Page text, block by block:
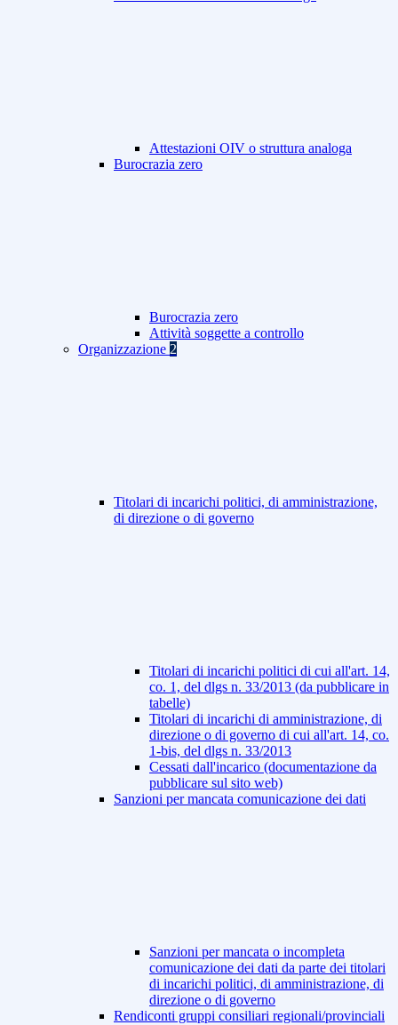
Attestazioni OIV o struttura analoga
Burocrazia zero
Burocrazia zero
Attività soggette a controllo
Organizzazione 2
Titolari di incarichi politici, di amministrazione,
di direzione o di governo
Titolari di incarichi politici di cui all'art. 14,
co. 1, del dlgs n. 33/2013 (da pubblicare in
tabelle)
Titolari di incarichi di amministrazione, di
direzione o di governo di cui all'art. 14, co.
1-bis, del dlgs n. 33/2013
Cessati dall'incarico (documentazione da
pubblicare sul sito web)
Sanzioni per mancata comunicazione dei dati
Sanzioni per mancata o incompleta
comunicazione dei dati da parte dei titolari
di incarichi politici, di amministrazione, di
direzione o di governo
Rendiconti gruppi consiliari regionali/provinciali